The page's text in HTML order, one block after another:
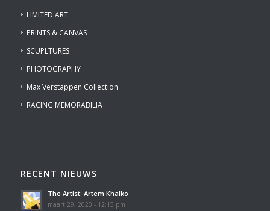
LIMITED ART
PRINTS & CANVAS
SCUPLTURES
PHOTOGRAPHY
Max Verstappen Collection
RACING MEMORABILIA
RECENT NIEUWS
The Artist: Artem Khalko
maart 29, 2020 - 12:15 pm